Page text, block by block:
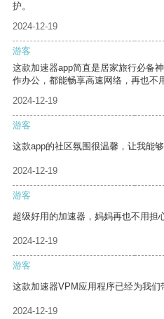
护。
2024-12-19
游客
这款加速器app简直是居家旅行必备
作办公，都能畅享高速网络，再也不
2024-12-19
游客
这款app的社区氛围很温馨，让我能够
2024-12-19
游客
超级好用的加速器，妈妈再也不用担
2024-12-19
游客
这款加速器VPM应用程序已经为我们
2024-12-19